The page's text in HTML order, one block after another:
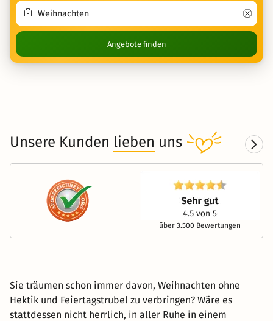
Angebote finden
Unsere Kunden lieben uns
über 3.500 Bewertungen
Sie träumen schon immer davon, Weihnachten ohne
Hektik und Feiertagstrubel zu verbringen? Wäre es
stattdessen nicht herrlich, in aller Ruhe in einem